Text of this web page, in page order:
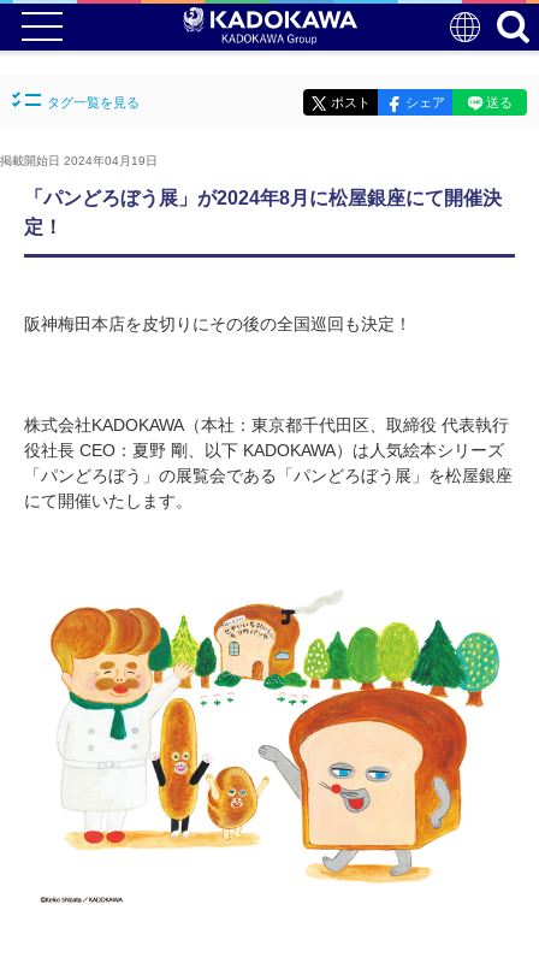
タグ一覧を見る ポスト シェア 送る
掲載開始日 2024年04月19日
「パンどろぼう展」が2024年8月に松屋銀座にて開催決
定！
阪神梅田本店を皮切りにその後の全国巡回も決定！
株式会社KADOKAWA（本社：東京都千代田区、取締役 代表執行
役社長 CEO：夏野 剛、以下 KADOKAWA）は人気絵本シリーズ
「パンどろぼう」の展覧会である「パンどろぼう展」を松屋銀座
にて開催いたします。